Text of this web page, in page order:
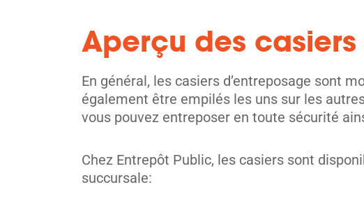
Aperçu des
En général, les casiers d’entreposage sont
également être empilés les uns sur les
vous pouvez entreposer en toute sécurité
Chez Entrepôt Public, les casiers sont
succursale: